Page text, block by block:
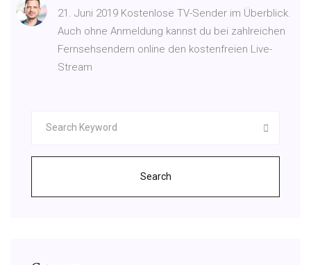
21. Juni 2019 Kostenlose TV-Sender im Überblick.
Auch ohne Anmeldung kannst du bei zahlreichen
Fernsehsendern online den kostenfreien Live-
Stream
Search